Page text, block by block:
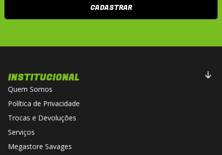
CADASTRAR
INSTITUCIONAL
Quem Somos
Política de Privacidade
Trocas e Devoluções
Serviços
Megastore Savages